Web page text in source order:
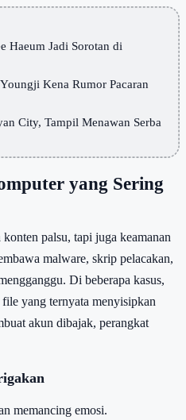
Haeum Jadi Sorotan di
Kena Rumor Pacaran
City, Tampil Menawan Serba
yang Sering
palsu, tapi juga keamanan
malware, skrip pelacakan,
Di beberapa kasus,
yang ternyata menyisipkan
akun dibajak, perangkat
memancing emosi.